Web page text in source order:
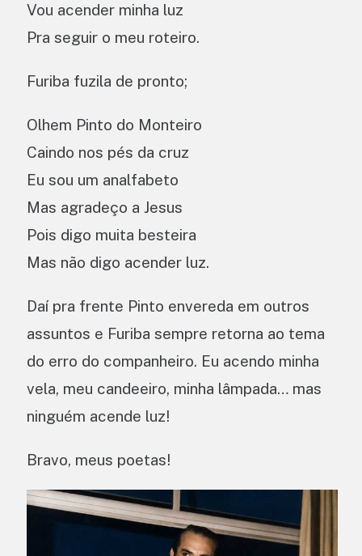
Vou acender minha luz
Pra seguir o meu roteiro.
Furiba fuzila de pronto;
Olhem Pinto do Monteiro
Caindo nos pés da cruz
Eu sou um analfabeto
Mas agradeço a Jesus
Pois digo muita besteira
Mas não digo acender luz.
Daí pra frente Pinto envereda em outros
assuntos e Furiba sempre retorna ao tema
do erro do companheiro. Eu acendo minha
vela, meu candeeiro, minha lâmpada… mas
ninguém acende luz!
Bravo, meus poetas!